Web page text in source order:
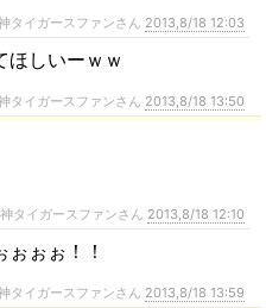
タイガースファンさん 2013,8/18 12:03
ほしいーｗｗ
タイガースファンさん 2013,8/18 13:50
タイガースファンさん 2013,8/18 12:10
ぉぉ！！
タイガースファンさん 2013,8/18 13:59